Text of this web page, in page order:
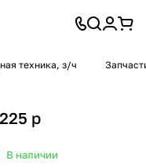
техника, з/ч
p
В наличии